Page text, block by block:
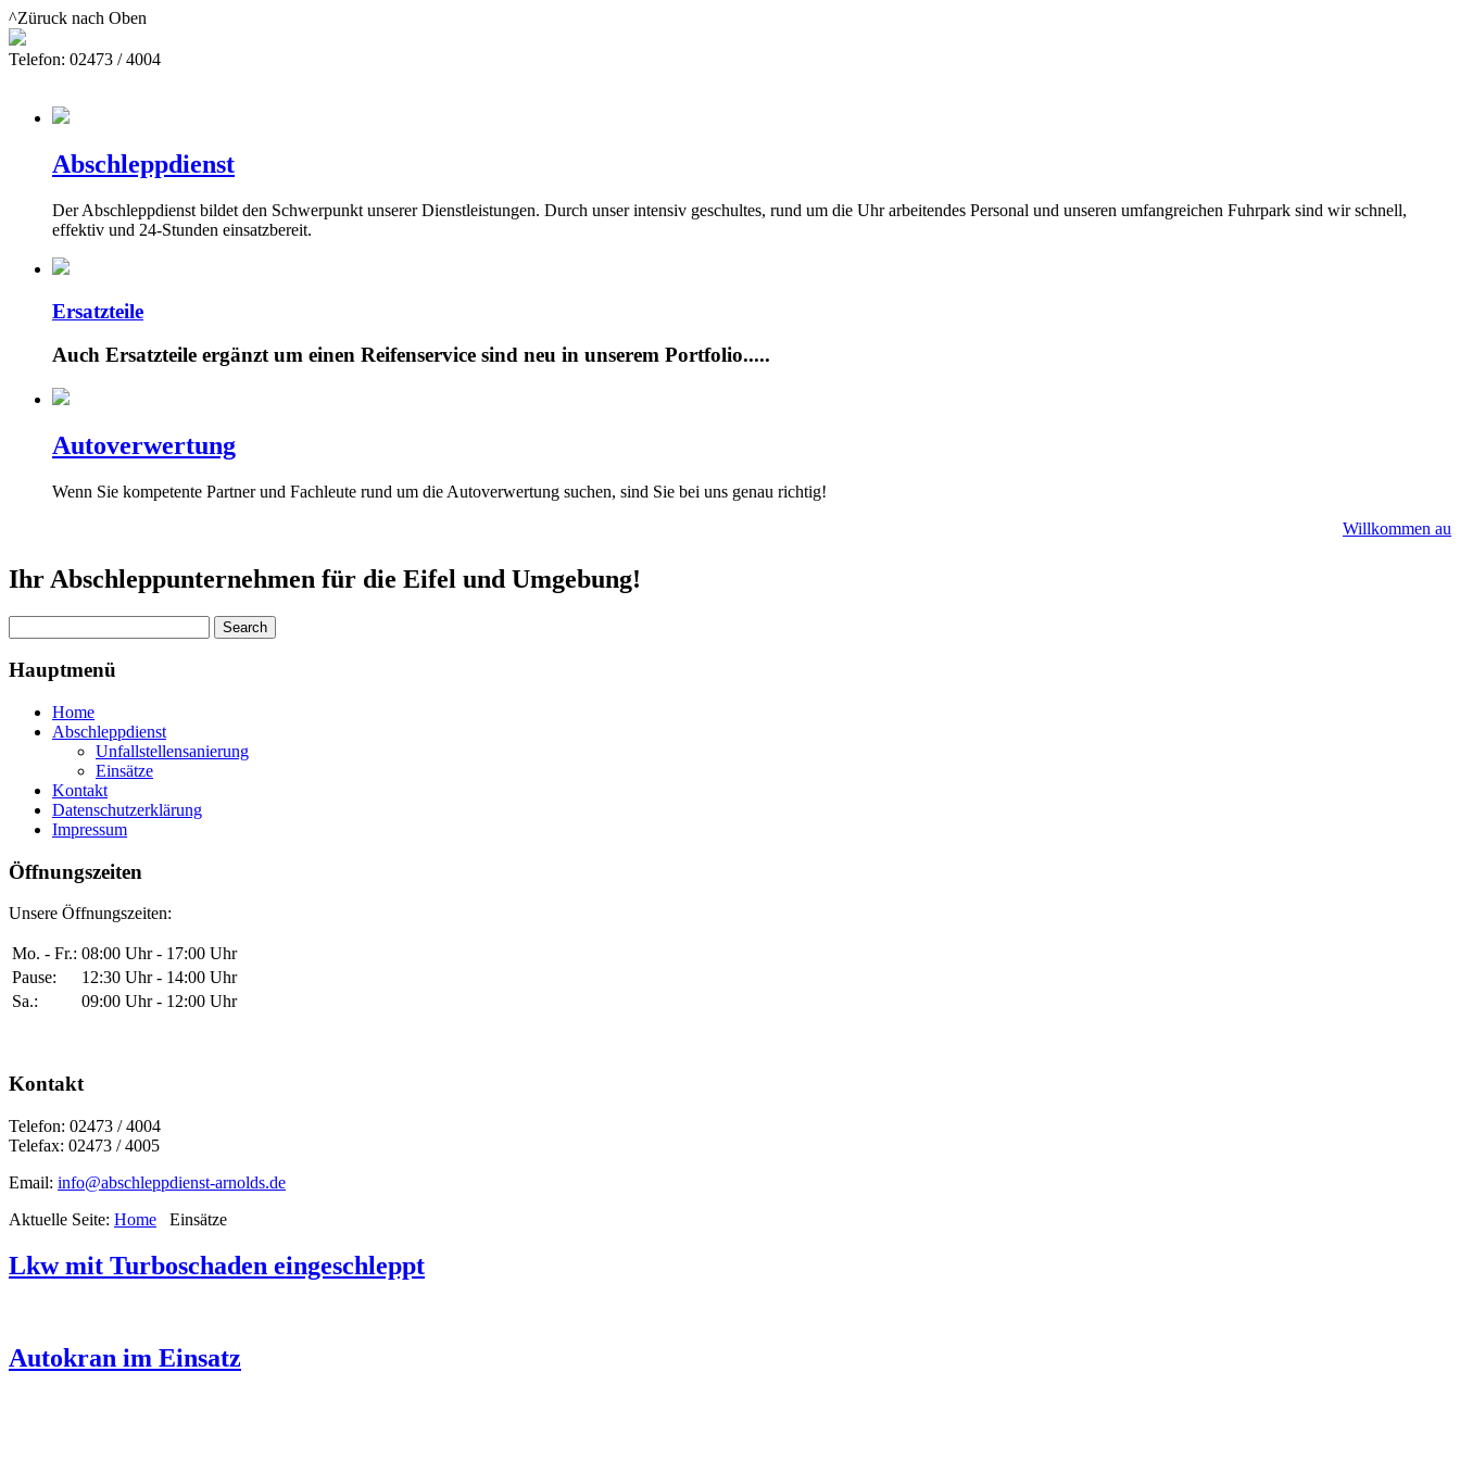
^Züruck nach Oben
Telefon: 02473 / 4004
Abschleppdienst
Der Abschleppdienst bildet den Schwerpunkt unserer Dienstleistungen. Durch unser intensiv geschultes, rund um die Uhr arbeitendes Personal und unseren umfangreichen Fuhrpark sind wir schnell,
effektiv und 24-Stunden einsatzbereit.
Ersatzteile
Auch Ersatzteile ergänzt um einen Reifenservice sind neu in unserem Portfolio.....
Autoverwertung
Wenn Sie kompetente Partner und Fachleute rund um die Autoverwertung suchen, sind Sie bei uns genau richtig!
Willkommen auf
Ihr Abschleppunternehmen für die Eifel und Umgebung!
Hauptmenü
Home
Abschleppdienst
Unfallstellensanierung
Einsätze
Kontakt
Datenschutzerklärung
Impressum
Öffnungszeiten
Unsere Öffnungszeiten:
Mo. - Fr.: 08:00 Uhr - 17:00 Uhr
Pause:
12:30 Uhr - 14:00 Uhr
Sa.:
09:00 Uhr - 12:00 Uhr
Kontakt
Telefon: 02473 / 4004
Telefax: 02473 / 4005
Email: info@abschleppdienst-arnolds.de
Aktuelle Seite: Home Einsätze
Lkw mit Turboschaden eingeschleppt
Autokran im Einsatz